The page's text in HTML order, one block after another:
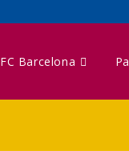
FC Barcelona